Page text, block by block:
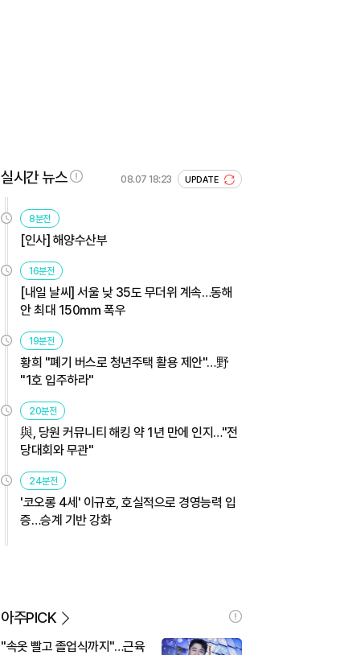
실시간 뉴스 08.07 18:23 UPDATE
8분전
[인사] 해양수산부
16분전
[내일 날씨] 서울 낮 35도 무더위 계속…동해
안 최대 150㎜ 폭우
19분전
황희 "폐기 버스로 청년주택 활용 제안"…野
"1호 입주하라"
20분전
與, 당원 커뮤니티 해킹 약 1년 만에 인지…"전
당대회와 무관"
24분전
'코오롱 4세' 이규호, 호실적으로 경영능력 입
증…승계 기반 강화
아주PICK
"속옷 빨고 졸업식까지"…근육